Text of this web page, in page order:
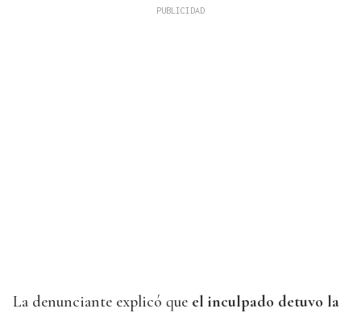
La denunciante explicó que el inculpado detuvo la